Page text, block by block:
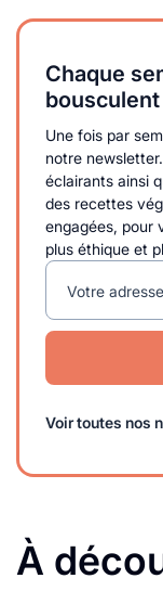
Chaque
Une fois par
notre
éclairants ainsi
des recettes
engagées, pour
plus éthique et
Votre
Voir toutes nos
À